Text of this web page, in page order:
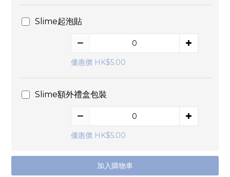
Slime起泡貼
優惠價 HK$5.00
Slime額外禮盒包裝
優惠價 HK$5.00
加入購物車